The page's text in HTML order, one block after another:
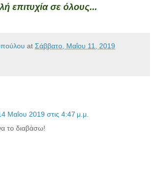
επιτυχία σε όλους...
at Σάββατο, Μαΐου 11, 2019
Μαΐου 2019 στις 4:47 μ.μ.
το διαβάσω!